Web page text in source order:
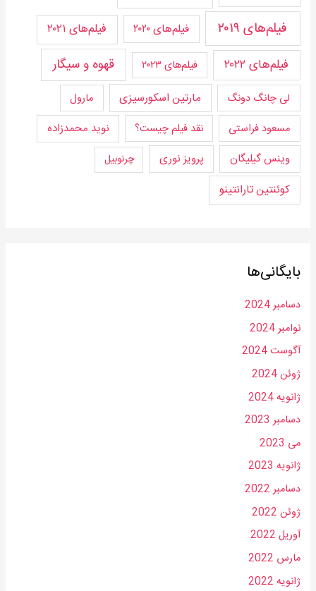
فیلم‌های ۲۰۱۹
فیلم‌های ۲۰۲۰ فیلم‌های ۲۰۲۱
فیلم‌های ۲۰۲۲ فیلم‌های ۲۰۲۳ قهوه و سیگار
لی چانگ دونگ مارتین اسکورسیزی
مارول
مسعود فراستی
نقد فیلم چیست؟
نوید محمدزاده
وینس گیلیگان
پرویز نوری چرنوبیل
کوئنتین تارانتینو
بایگانی‌ها
دسامبر 2024
نوامبر 2024
آگوست 2024
ژوئن 2024
ژانویه 2024
دسامبر 2023
می 2023
ژانویه 2023
دسامبر 2022
ژوئن 2022
آوریل 2022
مارس 2022
ژانویه 2022